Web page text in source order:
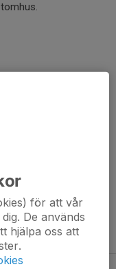
06:34
får möjlighet
för att vår
De används
hjälpa oss att